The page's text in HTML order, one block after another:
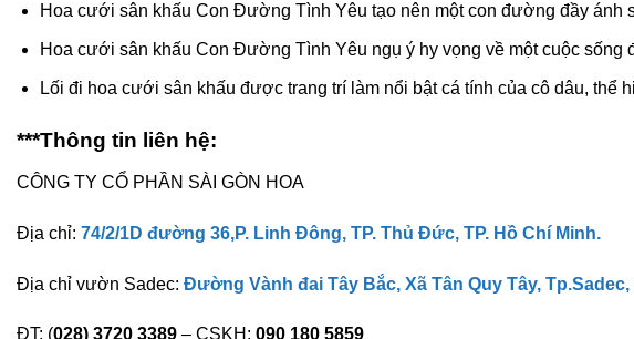
Hoa cưới sân khấu Con Đường Tình Yêu tạo nên một con đường đầy ánh
Hoa cưới sân khấu Con Đường Tình Yêu ngụ ý hy vọng về một cuộc
Lối đi hoa cưới sân khấu được trang trí làm nổi bật cá tính của cô dâu, thể
***Thông tin liên hệ:
CÔNG TY CỔ PHẦN SÀI GÒN HOA
Địa chỉ: 74/2/1D đường 36,P. Linh Đông, TP. Thủ Đức, TP. Hồ Chí Minh.
Địa chỉ vườn Sadec: Đường Vành đai Tây Bắc, Xã Tân Quy Tây,
ĐT: (028) 3720 3389 – CSKH: 090 180 5859